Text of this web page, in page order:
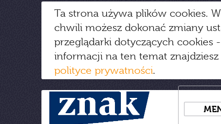
Ta strona używa plików cookies.
chwili możesz dokonać zmiany
przeglądarki dotyczących cookies
informacji na ten temat
polityce prywatności.